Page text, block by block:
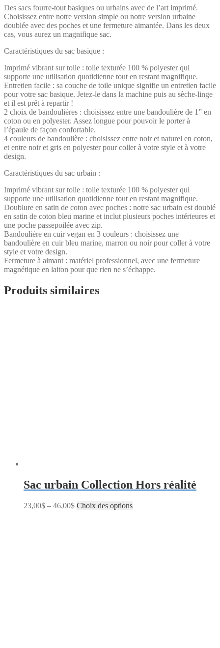
Des sacs fourre-tout basiques ou urbains avec de l’art imprimé.
Choisissez entre notre version simple ou notre version urbaine
doublée avec des poches et une fermeture aimantée. Dans les deux
cas, vous aurez un magnifique sac.
Caractéristiques du sac basique :
Imprimé vibrant sur toile : toile texturée 100 % polyester qui
supporte une utilisation quotidienne tout en restant magnifique.
Entretien facile : sa couche de toile unique signifie un entretien facile
pour votre sac basique. Jetez-le dans la machine puis au sèche-linge
et il est prêt à repartir !
2 choix de bandoulières : choisissez entre une bandoulière de 1” en
coton ou en polyester. Assez longue pour pouvoir le porter à
l’épaule de façon confortable.
4 couleurs de bandoulière : choisissez entre noir et naturel en coton,
et entre noir et gris en polyester pour coller à votre style et à votre
design.
Caractéristiques du sac urbain :
Imprimé vibrant sur toile : toile texturée 100 % polyester qui
supporte une utilisation quotidienne tout en restant magnifique.
Doublure en satin de coton avec poches : notre sac urbain est doublé
en satin de coton bleu marine et inclut plusieurs poches intérieures et
une poche passepoilée avec zip.
Bandoulière en cuir vegan en 3 couleurs : choisissez une
bandoulière en cuir bleu marine, marron ou noir pour coller à votre
style et votre design.
Fermeture à aimant : matériel professionnel, avec une fermeture
magnétique en laiton pour que rien ne s’échappe.
Produits similaires
Sac urbain Collection Hors réalité
23,00$ – 46,00$ Choix des options